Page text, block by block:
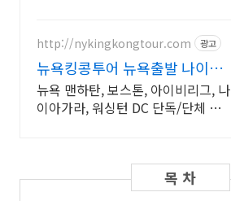
http://nykingkongtour.com 광고
뉴욕킹콩투어 뉴욕출발 나이아
가라 당일투어
뉴욕 맨하탄, 보스톤, 아이비리그, 나
이아가라, 워싱턴 DC 단독/단체 럭